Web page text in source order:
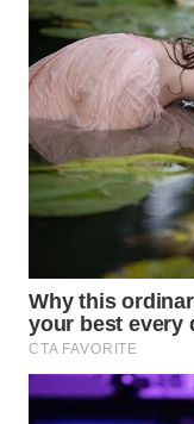
SOLO
WN
BOROBUDUR
WN
MADURA
SURABAYA
WN
NATUNA